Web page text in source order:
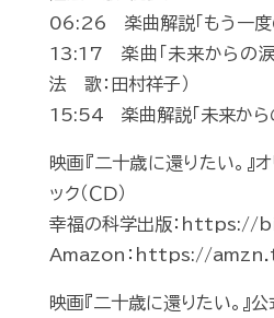
06:26 楽曲解説「もう一度
13:17 楽曲「未来からの涙
法 歌：田村祥子）
15:54 楽曲解説「未来から
映画『二十歳に還りたい。』
ック（ＣＤ）
幸福の科学出版：
Amazon：https://
映画『二十歳に還りたい。』